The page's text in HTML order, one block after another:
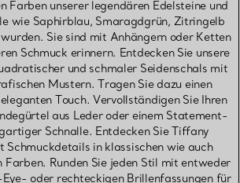
Farben unserer legendären Edelsteine und
wie Saphirblau, Smaragdgrün, Zitringelb
Sie sind mit Anhängern oder Ketten
Schmuck erinnern. Entdecken Sie unsere
und schmaler Seidenschals mit
Mustern. Tragen Sie dazu einen
Touch. Vervollständigen Sie Ihren
aus Leder oder einem Statement-
Schnalle. Entdecken Sie Tiffany
Schmuckdetails in klassischen wie auch
Farben. Runden Sie jeden Stil mit entweder
oder rechteckigen Brillenfassungen für